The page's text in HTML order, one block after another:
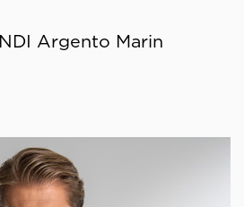
Argento Marin